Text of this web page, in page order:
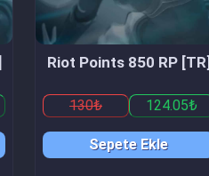
Riot Points 850 RP [TR]
130₺ 124.05₺
Sepete Ekle